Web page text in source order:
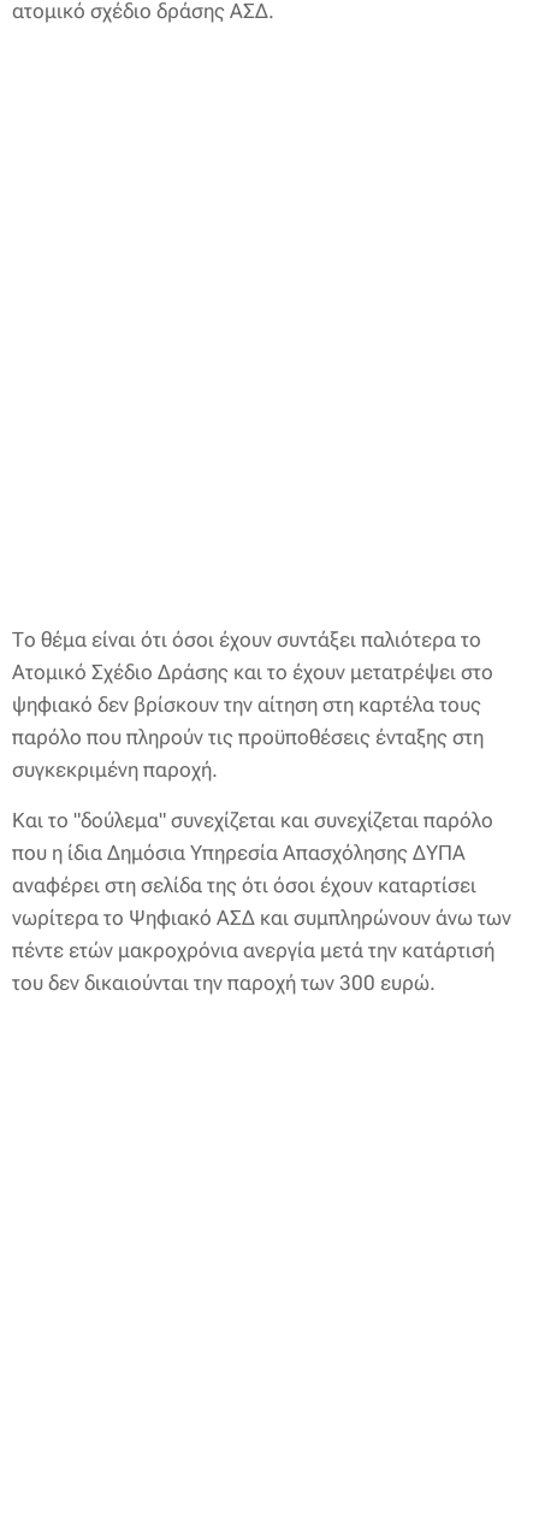
ατομικό σχέδιο δράσης ΑΣΔ.
Το θέμα είναι ότι όσοι έχουν συντάξει παλιότερα το
Ατομικό Σχέδιο Δράσης και το έχουν μετατρέψει στο
ψηφιακό δεν βρίσκουν την αίτηση στη καρτέλα τους
παρόλο που πληρούν τις προϋποθέσεις ένταξης στη
συγκεκριμένη παροχή.
Και το "δούλεμα" συνεχίζεται και συνεχίζεται παρόλο
που η ίδια Δημόσια Υπηρεσία Απασχόλησης ΔΥΠΑ
αναφέρει στη σελίδα της ότι όσοι έχουν καταρτίσει
νωρίτερα το Ψηφιακό ΑΣΔ και συμπληρώνουν άνω των
πέντε ετών μακροχρόνια ανεργία μετά την κατάρτισή
του δεν δικαιούνται την παροχή των 300 ευρώ.